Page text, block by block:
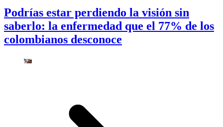
Podrías estar perdiendo la visión sin
saberlo: la enfermedad que el 77% de los
colombianos desconoce